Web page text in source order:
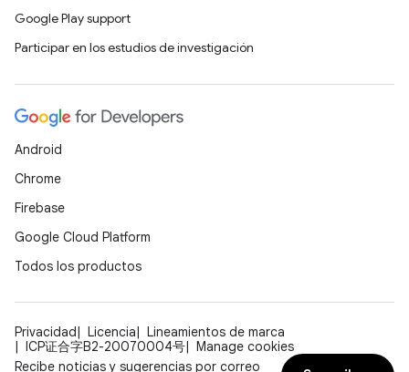
Google Play support
Participar en los estudios de investigación
Android
Chrome
Firebase
Google Cloud Platform
Todos los productos
Privacidad Licencia
Lineamientos de marca
ICP证合字B2-20070004号
Manage cookies
Recibe noticias y sugerencias por correo